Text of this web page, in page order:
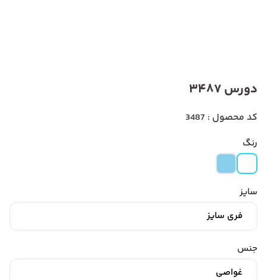
دورس 3487
کد محصول : 3487
رنگ
سایز
فری سایز
جنس
غواصی